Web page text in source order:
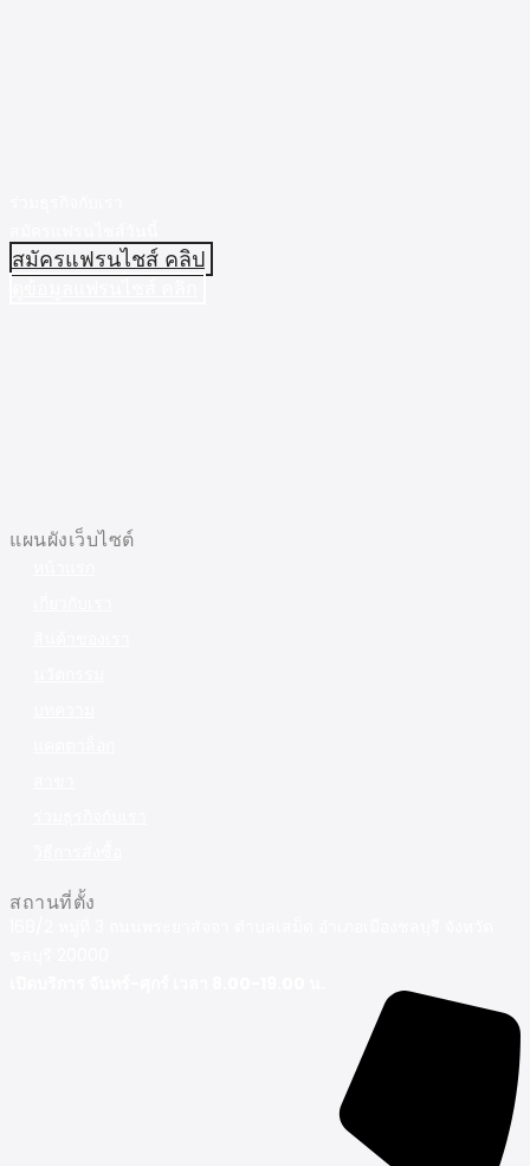
สมัครแฟรนไชส์ คลิป
แผนผังเว็บไซต์
สถานที่ตั้ง